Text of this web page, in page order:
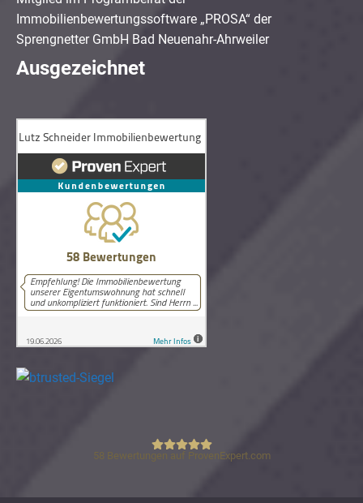
Immobilienbewertungssoftware „PROSA“ der
Sprengnetter GmbH Bad Neuenahr-Ahrweiler
Ausgezeichnet
Lutz Schneider Immobilienbewertung
58 Bewertungen auf ProvenExpert.com